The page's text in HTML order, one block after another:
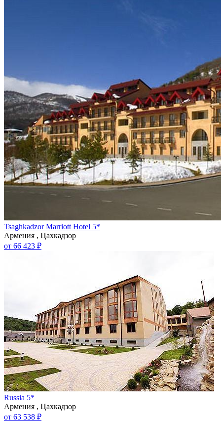
Tsaghkadzor Marriott Hotel 5*
Армения , Цахкадзор
от 66 423 ₽
Russia 5*
Армения , Цахкадзор
от 63 538 ₽